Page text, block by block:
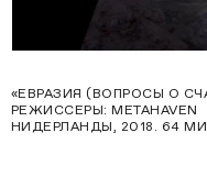
«ЕВРАЗИЯ (ВОПРОСЫ О
РЕЖИССЕРЫ: METAHAVEN
НИДЕРЛАНДЫ, 2018. 64